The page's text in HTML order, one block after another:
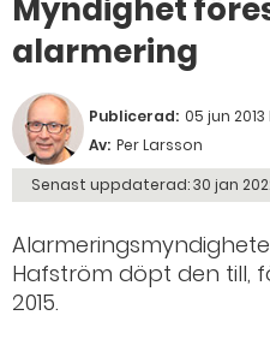
Myndighet
alarmering
Publicerad: 05 jun
Av: Per Larsson
Senast uppdaterad:30 jan
Hafström döpt den till,
2015.